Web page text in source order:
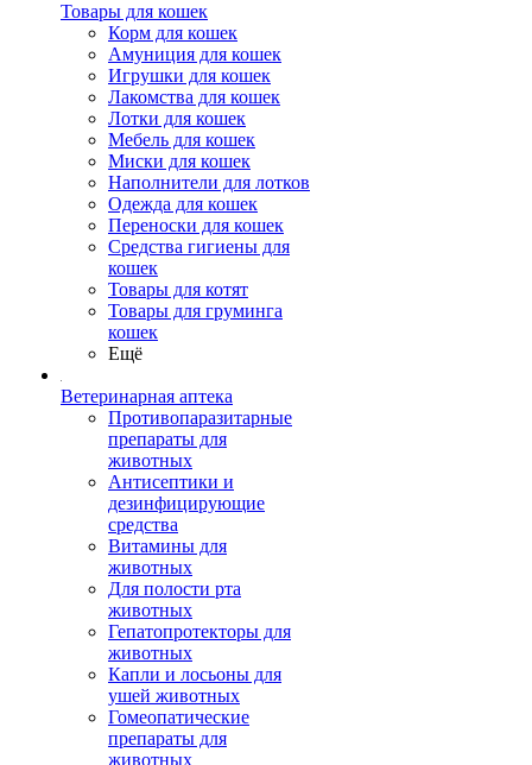
Товары для кошек
Корм для кошек
Амуниция для кошек
Игрушки для кошек
Лакомства для кошек
Лотки для кошек
Мебель для кошек
Миски для кошек
Наполнители для лотков
Одежда для кошек
Переноски для кошек
Средства гигиены для
кошек
Товары для котят
Товары для груминга
кошек
Ещё
Ветеринарная аптека
Противопаразитарные
препараты для
животных
Антисептики и
дезинфицирующие
средства
Витамины для
животных
Для полости рта
животных
Гепатопротекторы для
животных
Капли и лосьоны для
ушей животных
Гомеопатические
препараты для
животных